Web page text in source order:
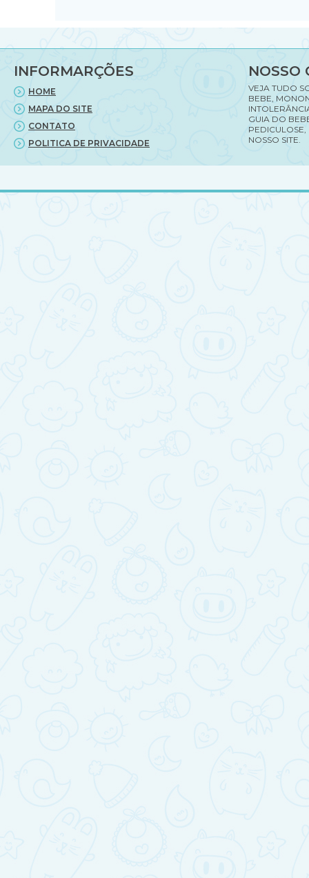
INFORMARÇÕES
HOME
MAPA DO SITE
CONTATO
POLITICA DE PRIVACIDADE
NOSSO
VEJA TUDO
BEBE,
GUIA DO
PEDICULOSE,
NOSSO SITE.